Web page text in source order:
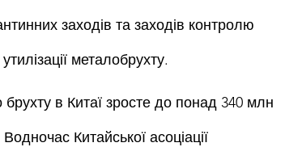
заходів та заходів контролю
металобрухту.
в Китаї зросте до понад 340 млн
Китайської асоціації